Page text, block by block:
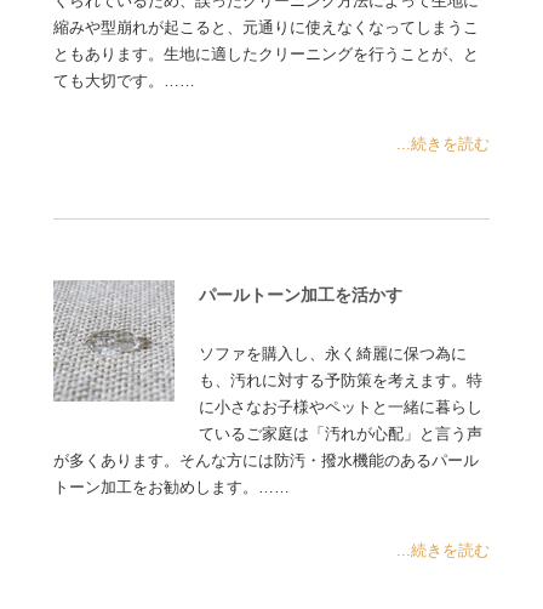
縮みや型崩れが起こると、元通りに使えなくなってしまうこ
ともあります。生地に適したクリーニングを行うことが、と
ても大切です。……
...続きを読む
パールトーン加工を活かす
ソファを購入し、永く綺麗に保つ為に
も、汚れに対する予防策を考えます。特
に小さなお子様やペットと一緒に暮らし
ているご家庭は「汚れが心配」と言う声
が多くあります。そんな方には防汚・撥水機能のあるパール
トーン加工をお勧めします。……
...続きを読む